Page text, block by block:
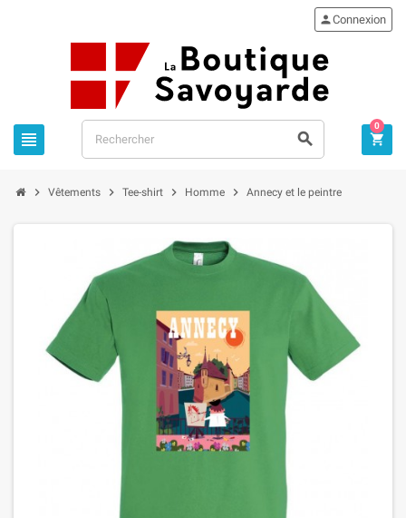
 
Connexion

0
 Vêtements  Tee-shirt  Homme  Annecy et le peintre